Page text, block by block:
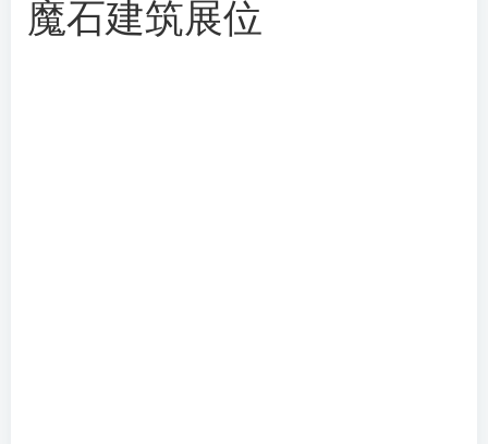
魔石建筑展位